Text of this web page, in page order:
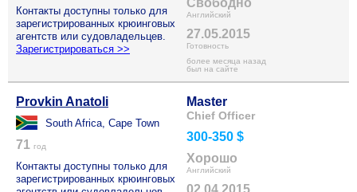
Контакты доступны только для
зарегистрированных крюинговых
агентств или судовладельцев.
Зарегистрироваться >>
Свободно
Английский
27.05.2015
Готовность
более месяца назад
был на сайте
Provkin Anatoli
South Africa, Cape Town
71 год
Контакты доступны только для
зарегистрированных крюинговых
Master
Chief Officer
300-350 $
Хорошо
Английский
02.04.2015